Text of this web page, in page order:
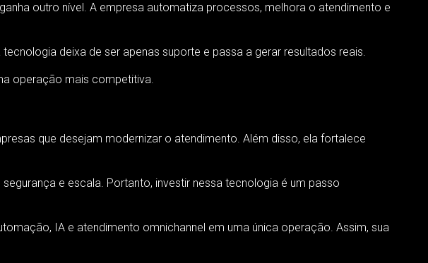
outro nível. A empresa automatiza processos, melhora o atendimento e
deixa de ser apenas suporte e passa a gerar resultados reais.
operação mais competitiva.
que desejam modernizar o atendimento. Além disso, ela fortalece
e escala. Portanto, investir nessa tecnologia é um passo
IA e atendimento omnichannel em uma única operação. Assim, sua